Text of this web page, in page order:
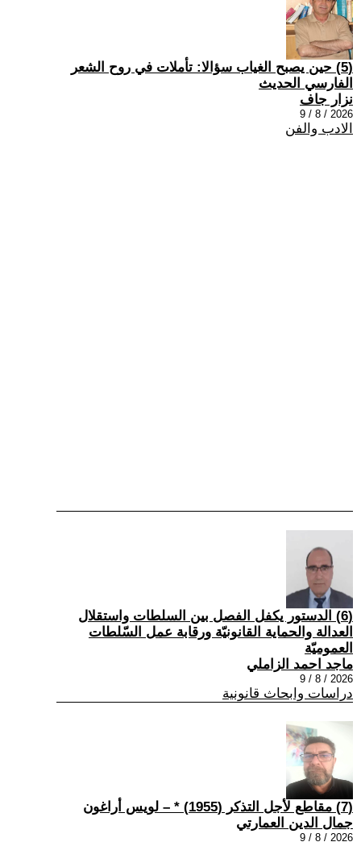
(5) حين يصبح الغياب سؤالا: تأملات في روح الشعر
الفارسي الحديث
نزار جاف
2026 / 8 / 9
الادب والفن
(6) الدستور يكفل الفصل بين السلطات واستقلال
العدالة والحماية القانونيّة ورقابة عمل السّلطات
العموميّة
ماجد احمد الزاملي
2026 / 8 / 9
دراسات وابحاث قانونية
(7) مقاطع لأجل التذكر (1955) * – لويس أراغون
جمال الدين العمارتي
2026 / 8 / 9